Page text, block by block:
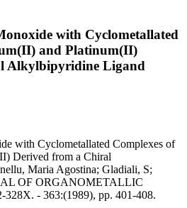
with Cyclometallated
and Platinum(II)
Alkylbipyridine Ligand
with Cyclometallated Complexes of
Derived from a Chiral
Maria Agostina; Gladiali, S;
OF ORGANOMETALLIC
- 363:(1989), pp. 401-408.